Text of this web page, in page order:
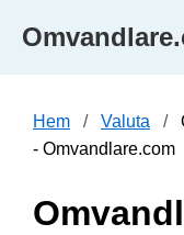
Hem Valuta
- Omvandlare.com